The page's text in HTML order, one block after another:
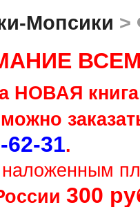
Мопсики >
НОВАЯ
62-31.
наложенным
300